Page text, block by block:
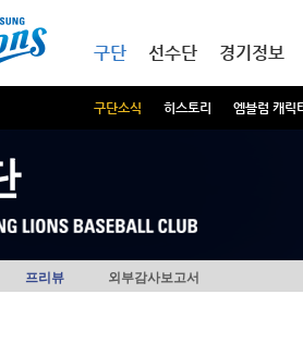
구단
구단소식 히스토리 엠블럼 캐릭
선수단 경기정보
프리뷰 외부감사보고서